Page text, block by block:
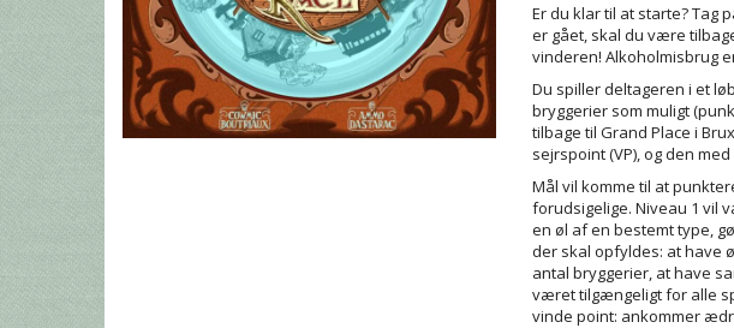
Er du klar til at starte? Tag
er gået, skal du være
vinderen! Alkoholmisbrug
Du spiller deltageren i et
bryggerier som muligt
tilbage til Grand Place i
sejrspoint (VP), og den
Mål vil komme til at
forudsigelige. Niveau 1 vil
en øl af en bestemt type,
der skal opfyldes: at have
antal bryggerier, at have
været tilgængeligt for alle
vinde point: ankommer